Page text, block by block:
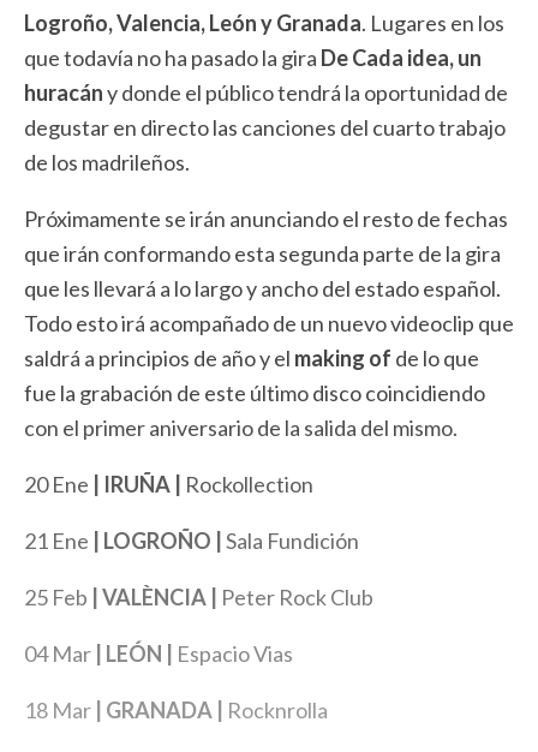
Logroño, Valencia, León y Granada. Lugares en los
que todavía no ha pasado la gira De Cada idea, un
huracány donde el público tendrá la oportunidad de
degustar en directo las canciones del cuarto trabajo
de los madrileños.
Próximamente se irán anunciando el resto de fechas
que irán conformando esta segunda parte de la gira
que les llevará a lo largo y ancho del estado español.
Todo esto irá acompañado de un nuevo videoclip que
saldrá a principios de año y el making of de lo que
fue la grabación de este último disco coincidiendo
con el primer aniversario de la salida del mismo.
20 Ene | IRUÑA | Rockollection
21 Ene | LOGROÑO | Sala Fundición
25 Feb | VALÈNCIA | Peter Rock Club
04 Mar | LEÓN | Espacio Vias
18 Mar | GRANADA | Rocknrolla